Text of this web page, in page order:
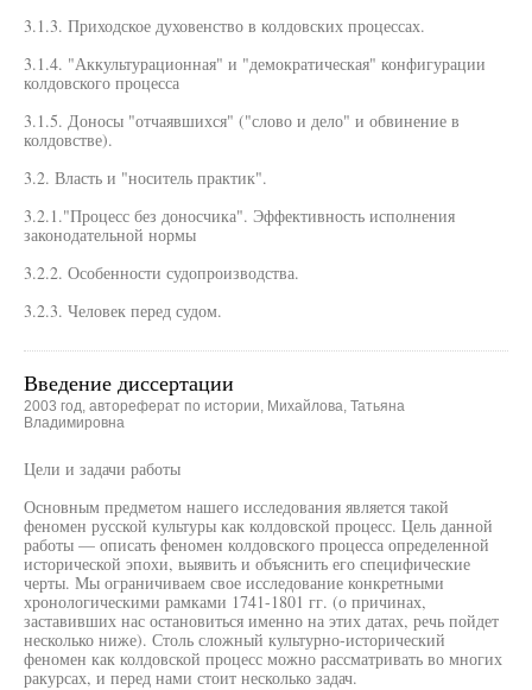
3.1.3. Приходское духовенство в колдовских процессах.
3.1.4. "Аккультурационная" и "демократическая" конфигурации
колдовского процесса
3.1.5. Доносы "отчаявшихся" ("слово и дело" и обвинение в
колдовстве).
3.2. Власть и "носитель практик".
3.2.1."Процесс без доносчика". Эффективность исполнения
законодательной нормы
3.2.2. Особенности судопроизводства.
3.2.3. Человек перед судом.
Введение диссертации
2003 год, автореферат по истории, Михайлова, Татьяна
Владимировна
Цели и задачи работы
Основным предметом нашего исследования является такой
феномен русской культуры как колдовской процесс. Цель данной
работы — описать феномен колдовского процесса определенной
исторической эпохи, выявить и объяснить его специфические
черты. Мы ограничиваем свое исследование конкретными
хронологическими рамками 1741-1801 гг. (о причинах,
заставивших нас остановиться именно на этих датах, речь пойдет
несколько ниже). Столь сложный культурно-исторический
феномен как колдовской процесс можно рассматривать во многих
ракурсах, и перед нами стоит несколько задач.